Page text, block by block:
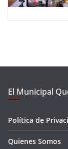
El Municipal
Política de
Quienes Somos